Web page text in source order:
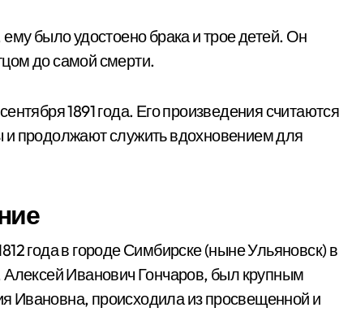
было удостоено брака и трое детей. Он
до самой смерти.
1891 года. Его произведения считаются
и продолжают служить вдохновением для
года в городе Симбирске (ныне Ульяновск) в
Иванович Гончаров, был крупным
происходила из просвещенной и